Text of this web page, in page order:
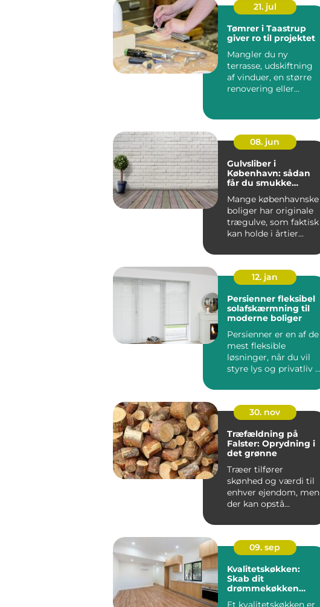
21. jul
Tømrer i Taastrup
giver ro til projektet
Mangler du ny
terrasse, udskiftning
af vinduer, en større
renovering eller
08. jun
Gulvsliber i
København: sådan
får du smukke
Mange københavnske
boliger har originale
trægulve, som faktisk
kan holde i årtier...
12. jan
Persienner fleksibel
solafskærmning til
moderne boliger
Persienner er en af de
mest fleksible
løsninger, når du vil
styre lys og privatliv i
30. nov
Træfældning på
Falster: Oprydning i
det grønne
Træer tilfører
skønhed og værdi til
enhver ejendom, men
der kan opstå...
09. sep
Kvalitetskøkken:
Skab dit
drømmekøkken
Et kvalitetskøkken er